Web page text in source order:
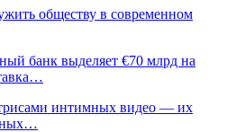
обществу в современном
банк выделяет €70 млрд на
интимных видео — их